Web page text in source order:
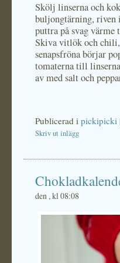
Skölj linserna och
buljongtärning, riven
puttra på svag
Skiva vitlök och
senapsfröna börjar
tomaterna till
av med salt och
Publicerad i pickipicki
Skriv ut inlägg
den , kl 08:08